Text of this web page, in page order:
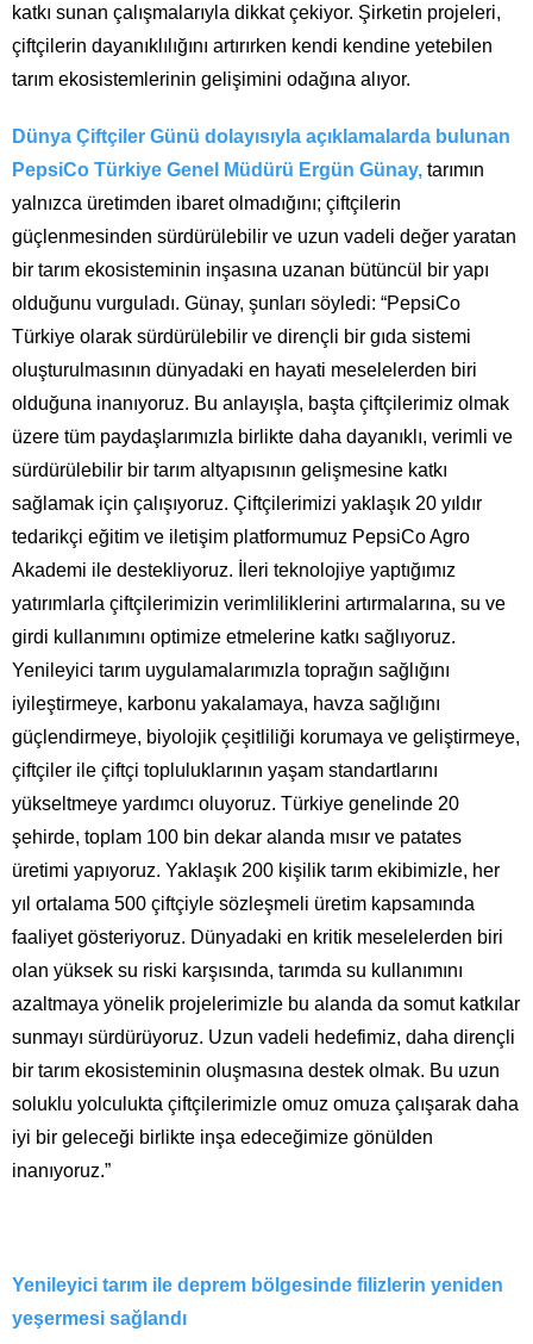
katkı sunan çalışmalarıyla dikkat çekiyor. Şirketin projeleri,
çiftçilerin dayanıklılığını artırırken kendi kendine yetebilen
tarım ekosistemlerinin gelişimini odağına alıyor.
Dünya Çiftçiler Günü dolayısıyla açıklamalarda bulunan
PepsiCo Türkiye Genel Müdürü Ergün Günay, tarımın
yalnızca üretimden ibaret olmadığını; çiftçilerin
güçlenmesinden sürdürülebilir ve uzun vadeli değer yaratan
bir tarım ekosisteminin inşasına uzanan bütüncül bir yapı
olduğunu vurguladı. Günay, şunları söyledi: “PepsiCo
Türkiye olarak sürdürülebilir ve dirençli bir gıda sistemi
oluşturulmasının dünyadaki en hayati meselelerden biri
olduğuna inanıyoruz. Bu anlayışla, başta çiftçilerimiz olmak
üzere tüm paydaşlarımızla birlikte daha dayanıklı, verimli ve
sürdürülebilir bir tarım altyapısının gelişmesine katkı
sağlamak için çalışıyoruz. Çiftçilerimizi yaklaşık 20 yıldır
tedarikçi eğitim ve iletişim platformumuz PepsiCo Agro
Akademi ile destekliyoruz. İleri teknolojiye yaptığımız
yatırımlarla çiftçilerimizin verimliliklerini artırmalarına, su ve
girdi kullanımını optimize etmelerine katkı sağlıyoruz.
Yenileyici tarım uygulamalarımızla toprağın sağlığını
iyileştirmeye, karbonu yakalamaya, havza sağlığını
güçlendirmeye, biyolojik çeşitliliği korumaya ve geliştirmeye,
çiftçiler ile çiftçi topluluklarının yaşam standartlarını
yükseltmeye yardımcı oluyoruz. Türkiye genelinde 20
şehirde, toplam 100 bin dekar alanda mısır ve patates
üretimi yapıyoruz. Yaklaşık 200 kişilik tarım ekibimizle, her
yıl ortalama 500 çiftçiyle sözleşmeli üretim kapsamında
faaliyet gösteriyoruz. Dünyadaki en kritik meselelerden biri
olan yüksek su riski karşısında, tarımda su kullanımını
azaltmaya yönelik projelerimizle bu alanda da somut katkılar
sunmayı sürdürüyoruz. Uzun vadeli hedefimiz, daha dirençli
bir tarım ekosisteminin oluşmasına destek olmak. Bu uzun
soluklu yolculukta çiftçilerimizle omuz omuza çalışarak daha
iyi bir geleceği birlikte inşa edeceğimize gönülden
inanıyoruz.”
Yenileyici tarım ile deprem bölgesinde filizlerin yeniden
yeşermesi sağlandı